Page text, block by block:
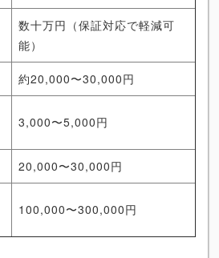
数十万円（保証対応で軽減可
能）
約20,000〜30,000円
3,000〜5,000円
20,000〜30,000円
100,000〜300,000円